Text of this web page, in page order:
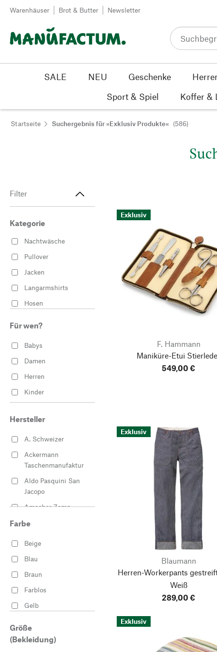
Zum Inhalt springen
Warenhäuser Brot & Butter Newsletter
SALE NEU Geschenke
Sport & Spiel
Koffer &
Startseite Suchergebnis für »Exklusiv Produkte« (586)
Filter
Kategorie
Nachtwäsche
Pullover
Jacken
Langarmshirts
Hosen
Bettwäsche
Gartenbekleidung
Gartenschuhe
Dekoration
Kappen
Hausschuhe
Decken
Freizeitschuhe
Übergangszeit
Kulturbeutel
Hemden
Rostfreie Messer
Sandalen
Shirts
Für wen?
Babys
Damen
Herren
Kinder
Hersteller
A. Schweizer
Ackermann
Taschenmanufaktur
Aldo Pasquini San
Jacopo
Amacher Zemp
Aras Metal
BREKA
Brettschneider
Farbe
Beige
Blau
Braun
Farblos
Gelb
Grau
Größe
(Bekleidung)
Exklusiv
F. Hammann
Maniküre-Etui
549,00 €
Exklusiv
Blaumann
Herren-Workerpants
Weiß
289,00 €
Exklusiv